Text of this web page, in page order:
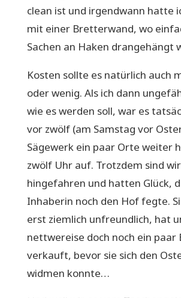
clean ist und irgendwann hatte
mit einer Bretterwand, wo
Sachen an Haken drangehängt
Kosten sollte es natürlich auch
oder wenig. Als ich dann
wie es werden soll, war es
vor zwölf (am Samstag vor
Sägewerk ein paar Orte weiter
zwölf Uhr auf. Trotzdem sind
hingefahren und hatten Glück,
Inhaberin noch den Hof fegte.
erst ziemlich unfreundlich, hat
nettwereise doch noch ein
verkauft, bevor sie sich den
widmen konnte…